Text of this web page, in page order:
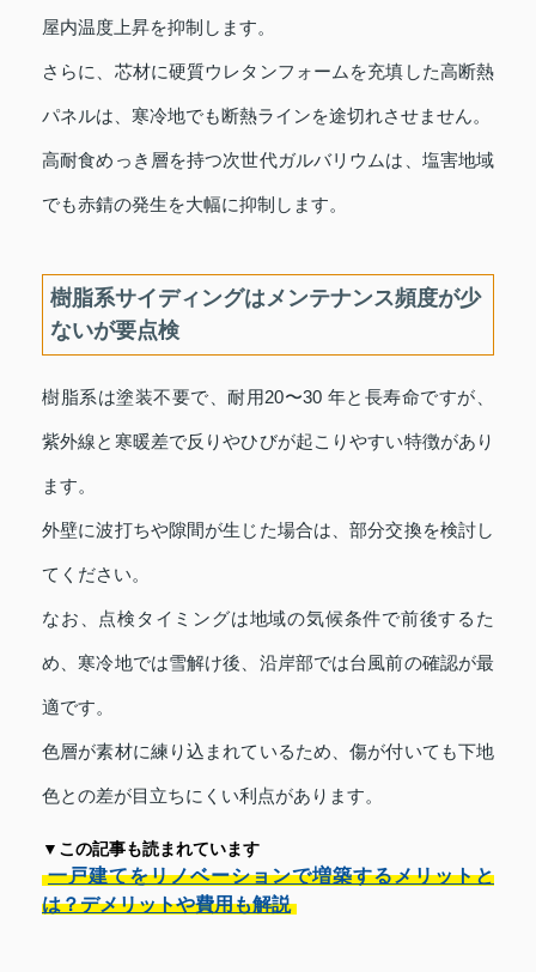
屋内温度上昇を抑制します。
さらに、芯材に硬質ウレタンフォームを充填した高断熱
パネルは、寒冷地でも断熱ラインを途切れさせません。
高耐食めっき層を持つ次世代ガルバリウムは、塩害地域
でも赤錆の発生を大幅に抑制します。
樹脂系サイディングはメンテナンス頻度が少
ないが要点検
樹脂系は塗装不要で、耐用20〜30 年と長寿命ですが、
紫外線と寒暖差で反りやひびが起こりやすい特徴があり
ます。
外壁に波打ちや隙間が生じた場合は、部分交換を検討し
てください。
なお、点検タイミングは地域の気候条件で前後するた
め、寒冷地では雪解け後、沿岸部では台風前の確認が最
適です。
色層が素材に練り込まれているため、傷が付いても下地
色との差が目立ちにくい利点があります。
▼この記事も読まれています
一戸建てをリノベーションで増築するメリットと
は？デメリットや費用も解説